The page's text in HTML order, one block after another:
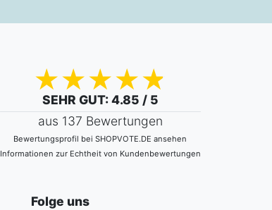
SEHR GUT: 4.85 / 5
aus 137 Bewertungen
Bewertungsprofil bei SHOPVOTE.DE ansehen
Informationen zur Echtheit von Kundenbewertungen
Folge uns